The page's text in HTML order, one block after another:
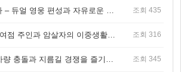
조회 435
조회 316
조회 345